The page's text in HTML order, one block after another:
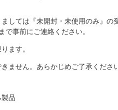
しては『未開封・未使用のみ』
事前にご連絡ください。
ます。
ません。あらかじめご了承ください
品